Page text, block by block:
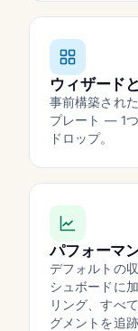
ウィザード
事前構築され
プレート — 1
ドロップ。
パフォーマ
デフォルトの
シュボードに
リング、すべ
グメントを追跡